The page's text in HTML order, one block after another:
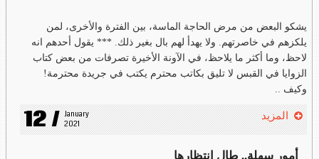
يشكو البعض من مرض الحاجة الماسة، بين الفترة والأخرى، لمن
يلكزهم في خاصرتهم. ولا يهدأ لهم بال بغير ذلك. *** يقول أحدهم انه
لاحظ، وما أكثر ما يلاحظ، في الآونة الأخيرة تصرفات من بعض كتاب
الزوايا في القبس لا تليق بكاتب محترم يكتب في جريدة محترمة!
وكيف ..
12 / January
2021
المزيد
أمور سهلة.. طال انتظارها